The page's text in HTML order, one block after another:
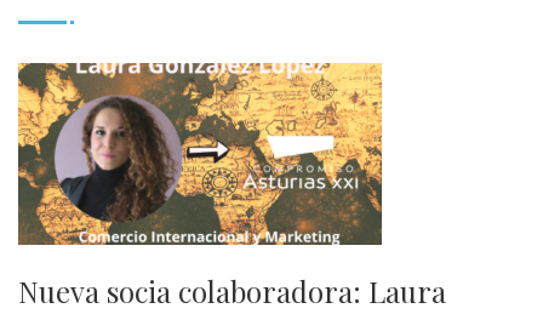
Nueva socia colaboradora: Laura